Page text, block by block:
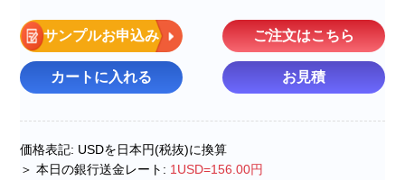
サンプルお申込み ご注文はこちら
カートに入れる お見積
価格表記: USDを日本円(税抜)に換算
＞ 本日の銀行送金レート: 1USD=156.00円